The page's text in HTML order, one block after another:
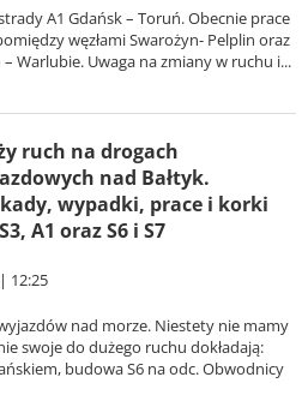
A1 Gdańsk – Toruń. Obecnie prace
węzłami Swarożyn- Pelplin oraz
Warlubie. Uwaga na zmiany w ruchu i...
ruch na drogach
nad Bałtyk.
wypadki, prace i korki
A1 oraz S6 i S7
12:25
nad morze. Niestety nie mamy
swoje do dużego ruchu dokładają:
budowa S6 na odc. Obwodnicy